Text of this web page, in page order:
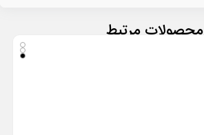
محصولات مرتبط